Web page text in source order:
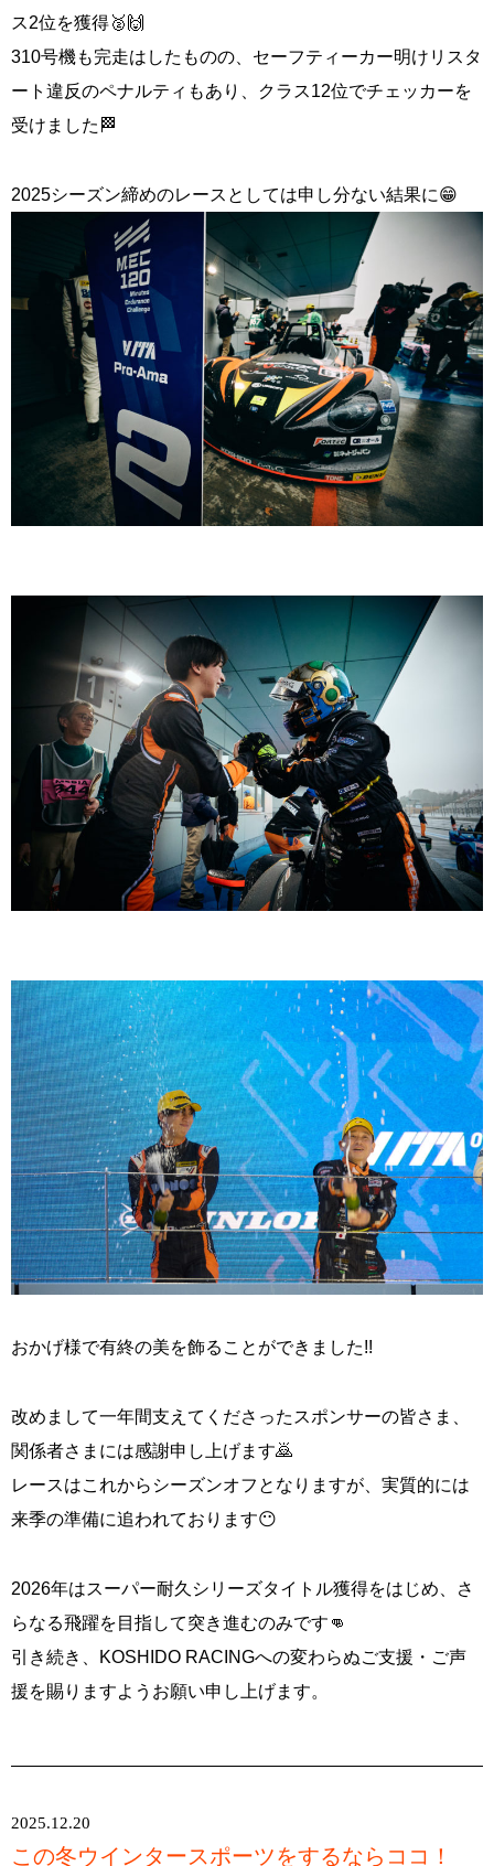
ス2位を獲得🥈🙌
310号機も完走はしたものの、セーフティーカー明けリスタ
ート違反のペナルティもあり、クラス12位でチェッカーを
受けました🏁
2025シーズン締めのレースとしては申し分ない結果に😁
おかげ様で有終の美を飾ることができました!!
改めまして一年間支えてくださったスポンサーの皆さま、
関係者さまには感謝申し上げます🙇
レースはこれからシーズンオフとなりますが、実質的には
来季の準備に追われております😶
2026年はスーパー耐久シリーズタイトル獲得をはじめ、さ
らなる飛躍を目指して突き進むのみです👊
引き続き、KOSHIDO RACINGへの変わらぬご支援・ご声
援を賜りますようお願い申し上げます。
2025.12.20
この冬ウインタースポーツをするならココ！